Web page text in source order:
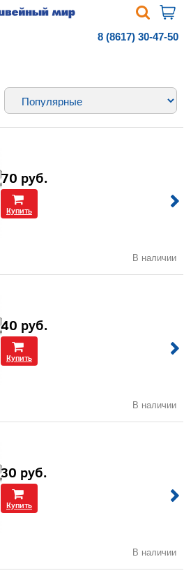
8 (8617) 30-47-50
70 руб.
Купить
В наличии
40 руб.
Купить
В наличии
30 руб.
Купить
В наличии